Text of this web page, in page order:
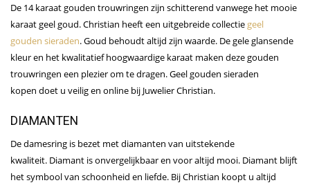
De 14 karaat gouden trouwringen zijn schitterend vanwege het mooie
karaat geel goud. Christian heeft een uitgebreide collectie geel
gouden sieraden. Goud behoudt altijd zijn waarde. De gele glansende
kleur en het kwalitatief hoogwaardige karaat maken deze gouden
trouwringen een plezier om te dragen. Geel gouden sieraden
kopen doet u veilig en online bij Juwelier Christian.
DIAMANTEN
De damesring is bezet met diamanten van uitstekende
kwaliteit. Diamant is onvergelijkbaar en voor altijd mooi. Diamant blijft
het symbool van schoonheid en liefde. Bij Christian koopt u altijd